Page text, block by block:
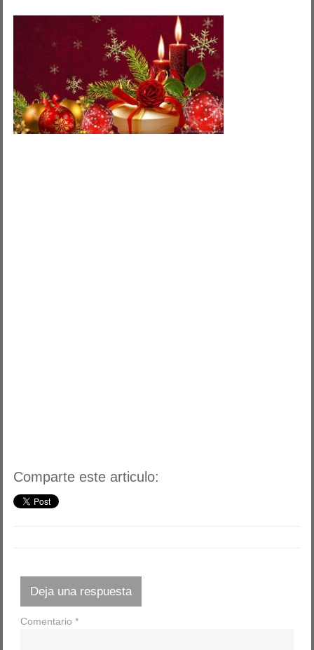
Comparte este articulo:
Deja una respuesta
Comentario*